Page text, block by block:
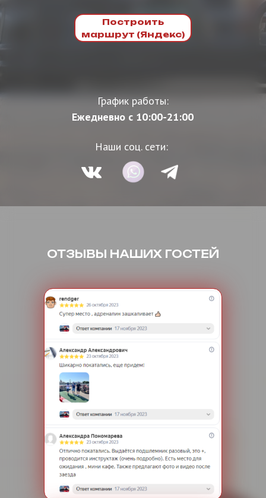
Наши соц. сети:
График работы:
Ежедневно с 10:00-21:00
Построить
маршрут (Яндекс)
ОТЗЫВЫ НАШИХ ГОСТЕЙ